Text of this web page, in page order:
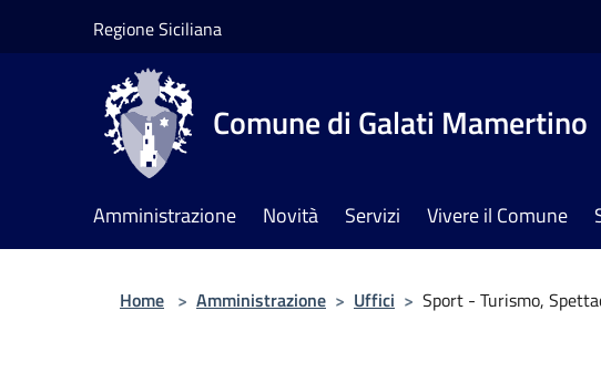
Regione Siciliana
Comune di Galati Mamertino
Amministrazione Novità Servizi Vivere il Comune
Home > Amministrazione > Uffici > Sport - Turismo,